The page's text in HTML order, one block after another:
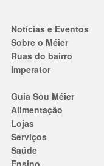
Notícias e Eventos
Sobre o Méier
Ruas do bairro
Imperator
Guia Sou Méier
Alimentação
Lojas
Serviços
Saúde
Ensino